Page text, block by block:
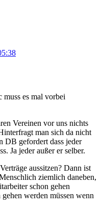
es mal vorbei
Vereinen vor uns nichts
man sich da nicht
DB gefordert dass jeder
Ja jeder außer er selber.
aussitzen? Dann ist
ziemlich daneben,
schon gehen
werden müssen wenn